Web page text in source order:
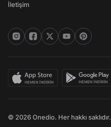
İletişim
© 2026 Onedio. Her hakkı saklıdır.